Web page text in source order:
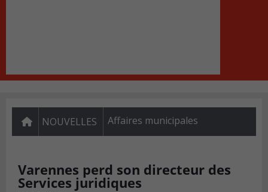
NOUVELLES Affaires municipales
Varennes perd son directeur des
Services juridiques